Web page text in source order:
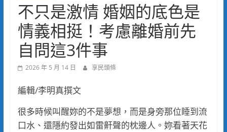
不只是激情 婚姻的底色是
情義相挺！考慮離婚前先
自問這3件事
2026 年 5 月 14 日 享民頭條
編輯/李明真撰文
很多時候叫醒妳的不是夢想，而是身旁那位睡到流
口水、還隱約發出如雷鼾聲的枕邊人。妳看著天花